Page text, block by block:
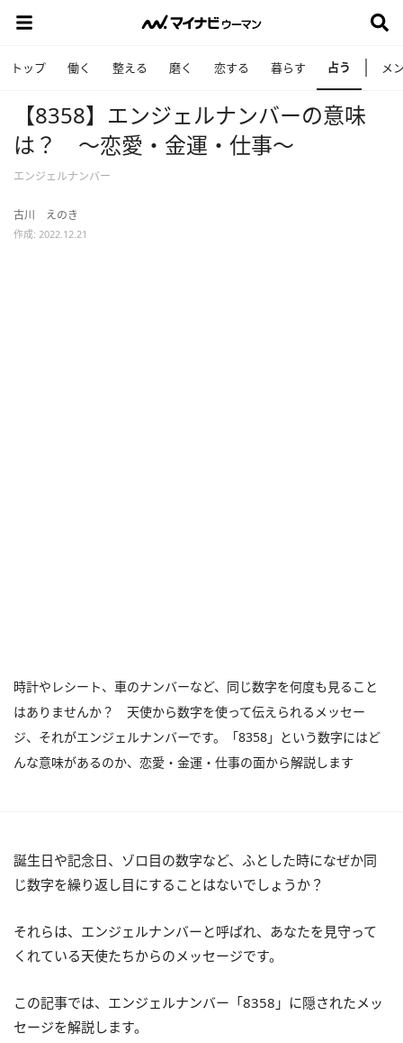
トップ 働く 整える 磨く 恋する 暮らす 占う メ
【8358】エンジェルナンバーの意味
は？ ～恋愛・金運・仕事～
エンジェルナンバー
古川 えのき
作成: 2022.12.21
時計やレシート、車のナンバーなど、同じ数字を何度も見ること
はありませんか？ 天使から数字を使って伝えられるメッセー
ジ、それがエンジェルナンバーです。「8358」という数字にはど
んな意味があるのか、恋愛・金運・仕事の面から解説します
誕生日や記念日、ゾロ目の数字など、ふとした時になぜか同
じ数字を繰り返し目にすることはないでしょうか？
それらは、エンジェルナンバーと呼ばれ、あなたを見守って
くれている天使たちからのメッセージです。
この記事では、エンジェルナンバー「8358」に隠されたメッ
セージを解説します。